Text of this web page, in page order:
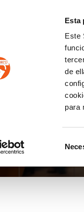
Esta
Este
de
para
de